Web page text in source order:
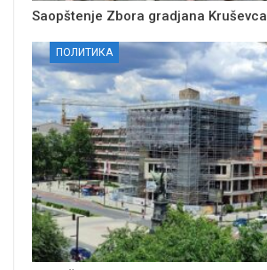
Saopštenje Zbora gradjana Kruševca
ПОЛИТИКА